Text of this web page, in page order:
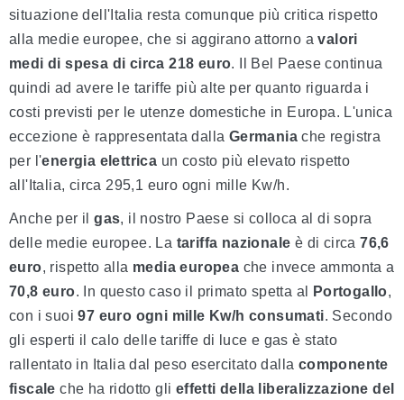
situazione dell'Italia resta comunque più critica rispetto
alla medie europee, che si aggirano attorno avalori
medi di spesa di circa 218 euro. Il Bel Paese continua
quindi ad avere le tariffe più alte per quanto riguarda i
costi previsti per le utenze domestiche in Europa. L'unica
eccezione è rappresentata dalla Germaniache registra
per l'energia elettrica un costo più elevato rispetto
all'Italia, circa 295,1 euro ogni mille Kw/h.
Anche per ilgas, il nostro Paese si colloca al di sopra
delle medie europee. La tariffa nazionale è di circa76,6
euro, rispetto alla media europea che invece ammonta a
70,8 euro. In questo caso il primato spetta al Portogallo,
con i suoi97 euro ogni mille Kw/h consumati. Secondo
gli esperti il calo delle tariffe di luce e gas è stato
rallentato in Italia dal peso esercitato dalla componente
fiscaleche ha ridotto gli effetti della liberalizzazione del